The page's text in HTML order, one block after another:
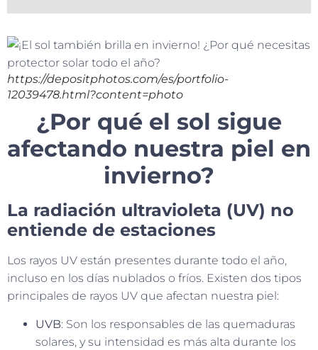
https://depositphotos.com/es/portfolio-
12039478.html?content=photo
¿Por qué el sol sigue
afectando nuestra piel en
invierno?
La radiación ultravioleta (UV) no
entiende de estaciones
Los rayos UV están presentes durante todo el año,
incluso en los días nublados o fríos. Existen dos tipos
principales de rayos UV que afectan nuestra piel:
UVB: Son los responsables de las quemaduras
solares, y su intensidad es más alta durante los